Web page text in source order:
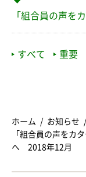
「組合員の声を
すべて 重要
ホーム お知らせ
「組合員の声をカ
へ 2018年12月